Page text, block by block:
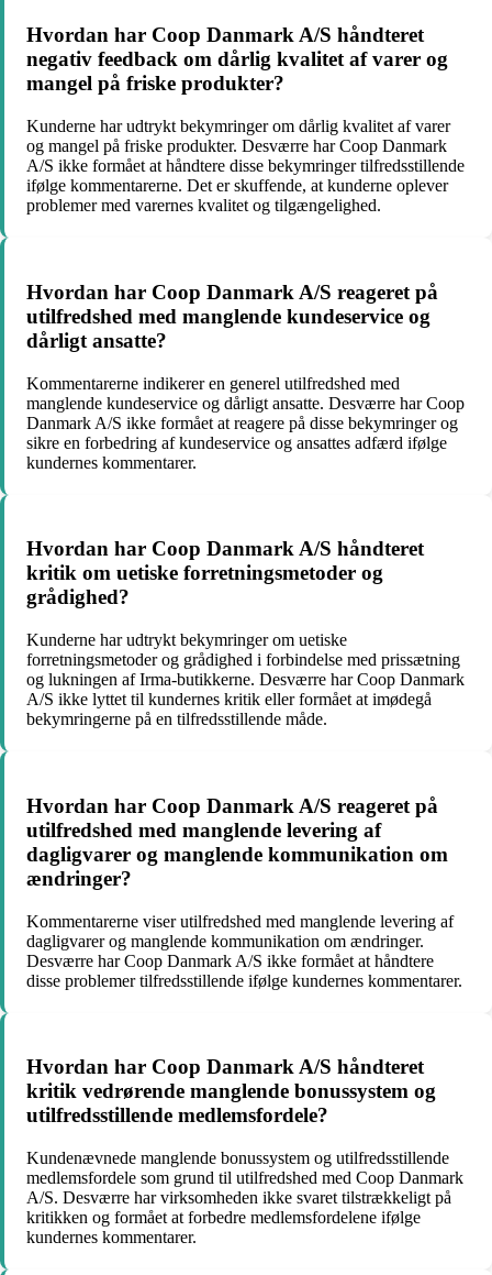
Hvordan har Coop Danmark A/S håndteret
negativ feedback om dårlig kvalitet af varer og
mangel på friske produkter?
Kunderne har udtrykt bekymringer om dårlig kvalitet af varer
og mangel på friske produkter. Desværre har Coop Danmark
A/S ikke formået at håndtere disse bekymringer tilfredsstillende
ifølge kommentarerne. Det er skuffende, at kunderne oplever
problemer med varernes kvalitet og tilgængelighed.
Hvordan har Coop Danmark A/S reageret på
utilfredshed med manglende kundeservice og
dårligt ansatte?
Kommentarerne indikerer en generel utilfredshed med
manglende kundeservice og dårligt ansatte. Desværre har Coop
Danmark A/S ikke formået at reagere på disse bekymringer og
sikre en forbedring af kundeservice og ansattes adfærd ifølge
kundernes kommentarer.
Hvordan har Coop Danmark A/S håndteret
kritik om uetiske forretningsmetoder og
grådighed?
Kunderne har udtrykt bekymringer om uetiske
forretningsmetoder og grådighed i forbindelse med prissætning
og lukningen af Irma-butikkerne. Desværre har Coop Danmark
A/S ikke lyttet til kundernes kritik eller formået at imødegå
bekymringerne på en tilfredsstillende måde.
Hvordan har Coop Danmark A/S reageret på
utilfredshed med manglende levering af
dagligvarer og manglende kommunikation om
ændringer?
Kommentarerne viser utilfredshed med manglende levering af
dagligvarer og manglende kommunikation om ændringer.
Desværre har Coop Danmark A/S ikke formået at håndtere
disse problemer tilfredsstillende ifølge kundernes kommentarer.
Hvordan har Coop Danmark A/S håndteret
kritik vedrørende manglende bonussystem og
utilfredsstillende medlemsfordele?
Kundenævnede manglende bonussystem og utilfredsstillende
medlemsfordele som grund til utilfredshed med Coop Danmark
A/S. Desværre har virksomheden ikke svaret tilstrækkeligt på
kritikken og formået at forbedre medlemsfordelene ifølge
kundernes kommentarer.